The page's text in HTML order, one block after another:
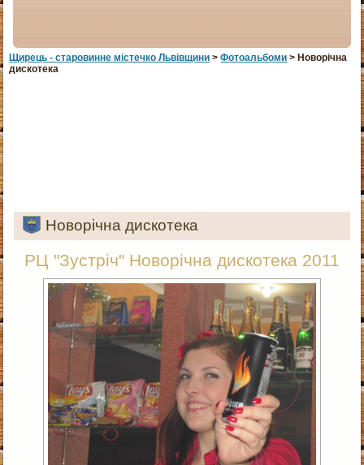
Щирець - старовинне мiстечко Львiвщини >Фотоальбоми > Новорічна
дискотека
Новорічна дискотека
РЦ "Зустріч" Новорічна дискотека 2011